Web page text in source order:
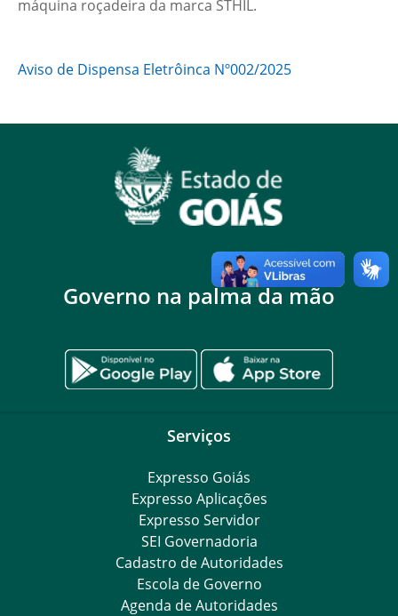
máquina roçadeira da marca STHIL.
Aviso de Dispensa Eletrôinca Nº002/2025
Governo na palma da mão
Serviços
Expresso Goiás
Expresso Aplicações
Expresso Servidor
SEI Governadoria
Cadastro de Autoridades
Escola de Governo
Agenda de Autoridades